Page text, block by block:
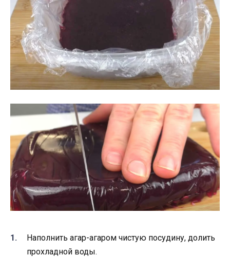
Наполнить агар-агаром чистую посудину, долить
прохладной воды.